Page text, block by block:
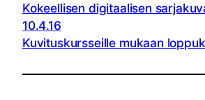
Kokeellisen digitaalisen
10.4.16
Kuvituskursseille mukaan